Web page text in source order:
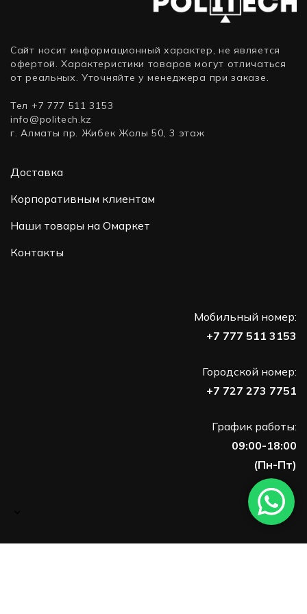
Сайт носит информационный характер, не является
офертой. Характеристики товаров могут отличаться
от реальных. Уточняйте у менеджера при заказе.
Тел +7 777 511 3153
info@politech.kz
г. Алматы пр. Жибек Жолы 50, 3 этаж
Доставка
Корпоративным клиентам
Наши товары на Омаркет
Контакты
Мобильный номер:
+7 777 511 3153
Городской номер:
+7 727 273 7751
График работы:
09:00-18:00
(Пн-Пт)